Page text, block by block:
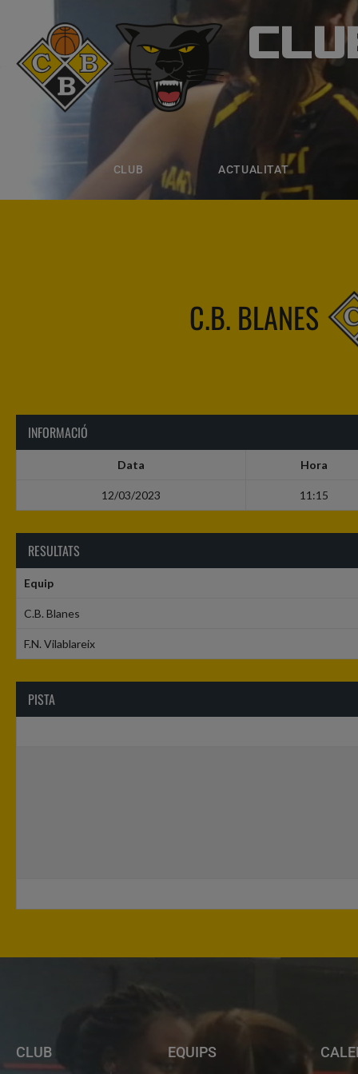
CLUB ACTUALITAT
CLUB
ACTUALITAT
C.B. BLANES
INFORMACIÓ
Data Hora
12/03/2023 11:15
RESULTATS
Equip
C.B. Blanes
F.N. Vilablareix
PISTA
CLUB EQUIPS